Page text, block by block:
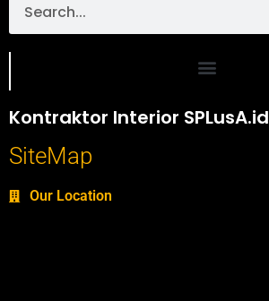
Kontraktor Interior SPLusA.id
SiteMap
Our Location